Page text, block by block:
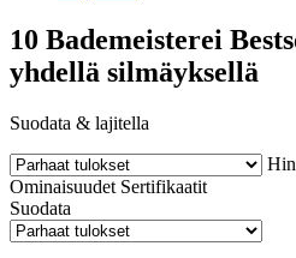
10 Bademeisterei
yhdellä silmäyksellä
Suodata & lajitella
Ominaisuudet Sertifikaatit
Suodata